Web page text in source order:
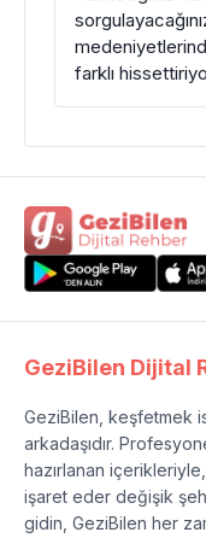
farklı
GeziBilen Dijital
GeziBilen, keşfetmek
arkadaşıdır.
hazırlanan
işaret eder değişik
gidin, GeziBilen her